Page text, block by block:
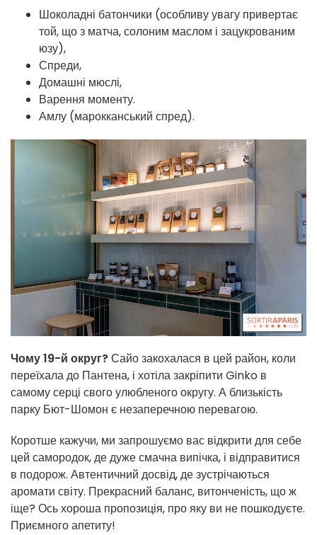
Шоколадні батончики (особливу увагу привертає
той, що з матча, солоним маслом і зацукрованим
юзу),
Спреди,
Домашні мюслі,
Варення моменту.
Амлу (марокканський спред).
Чому 19-й округ?Сайо закохалася в цей район, коли
переїхала до Пантена, і хотіла закріпити Ginko в
самому серці свого улюбленого округу. А близькість
парку Бют-Шомон є незаперечною перевагою.
Коротше кажучи, ми запрошуємо вас відкрити для себе
цей самородок, де дуже смачна випічка, і відправитися
в подорож. Автентичний досвід, де зустрічаються
аромати світу. Прекрасний баланс, витонченість, що ж
іще? Ось хороша пропозиція, про яку ви не пошкодуєте.
Приємного апетиту!